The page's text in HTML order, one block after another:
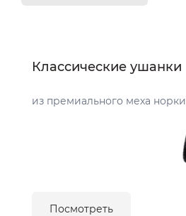
Классические ушанки
из премиального меха норки
Посмотреть